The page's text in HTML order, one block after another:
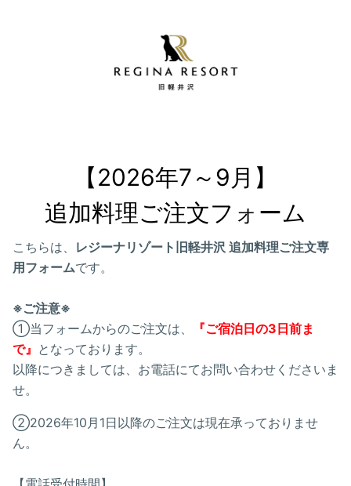
【2026年7～9月】
追加料理ご注文フォーム
こちらは、 レジーナリゾート旧軽井沢 追加料理ご注文専
用フォームです。
※ご注意※
①当フォームからのご注文は、
『ご宿泊日の3日前ま
で』 となっております。
以降につきましては、お電話にてお問い合わせくださいま
せ。
②2026年10月1日以降のご注文は現在承っておりませ
ん。